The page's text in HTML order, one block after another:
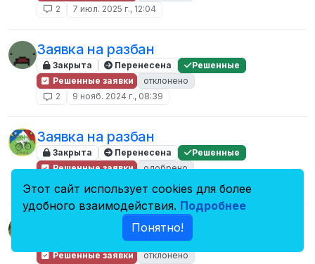
2
7 июл. 2025 г., 12:04
Заявка на разбан
Закрыта Перенесена
Решенные
Решенные заявки
отклонено
2
9 нояб. 2024 г., 08:39
Заявка на разбан
Закрыта Перенесена
Решенные
Решенные заявки
одобрено
Заявка на разбан
Перенесена
Решенные
Решенные заявки
отклонено
Этот сайт использует cookies для более
удобного взаимодействия. Подробнее
Понятно!